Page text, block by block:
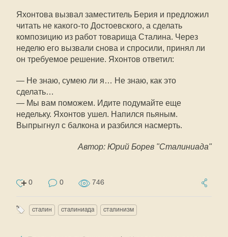
Яхонтова вызвал заместитель Берия и предложил
читать не какого-то Достоевского, а сделать
композицию из работ товарища Сталина. Через
неделю его вызвали снова и спросили, принял ли
он требуемое решение. Яхонтов ответил:
— Не знаю, сумею ли я… Не знаю, как это
сделать…
— Мы вам поможем. Идите подумайте еще
недельку. Яхонтов ушел. Напился пьяным.
Выпрыгнул с балкона и разбился насмерть.
Автор: Юрий Борев "Сталиниада"
0 0 746
сталин сталиниада сталинизм